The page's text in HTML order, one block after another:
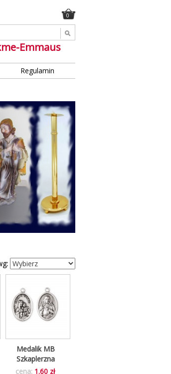
0
Emmaus
Regulamin
Medalik MB
Szkaplerzna
cena: 1.60 zł